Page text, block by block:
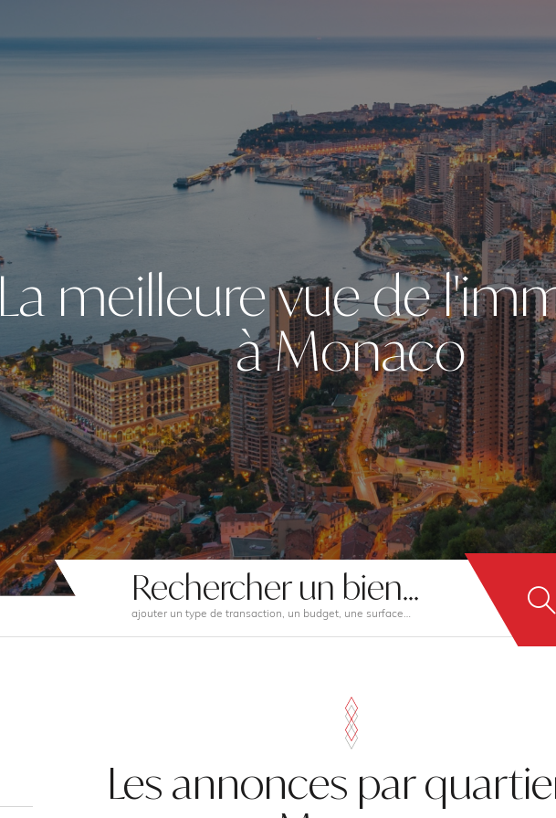
La meilleure vue de
à Monaco
Rechercher un bien...
ajouter un type de transaction, un budget, une surface…
Les annonces par